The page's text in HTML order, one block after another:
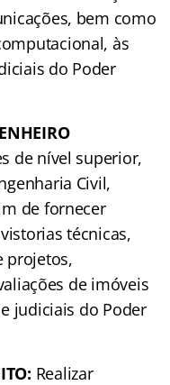
bem como
às
do Poder
de nível superior,
Civil,
de fornecer
técnicas,
projetos,
de imóveis
judiciais do Poder
Realizar